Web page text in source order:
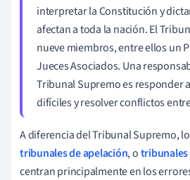
interpretar la Constitución y
afectan a toda la nación. El
nueve miembros, entre ellos un
Jueces Asociados. Una
Tribunal Supremo es responder
difíciles y resolver conflictos
A diferencia del Tribunal Supremo,
tribunales de apelación, otribunales
centran principalmente en los